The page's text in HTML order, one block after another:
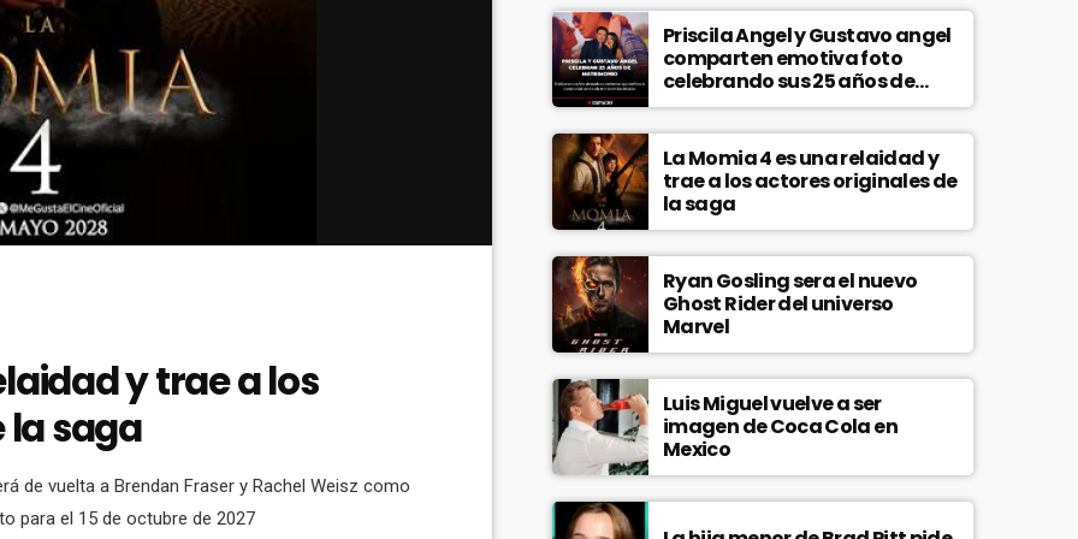
y trae a los
la saga
de vuelta a Brendan Fraser y Rachel Weisz como
para el 15 de octubre de 2027
Priscila Angel y Gustavo angel
comparten emotiva foto
celebrando sus 25 años de
matrimonio
La Momia 4 es una relaidad y
trae a los actores originales de
la saga
Ryan Gosling sera el nuevo
Ghost Rider del universo
Marvel
Luis Miguel vuelve a ser
imagen de Coca Cola en
Mexico